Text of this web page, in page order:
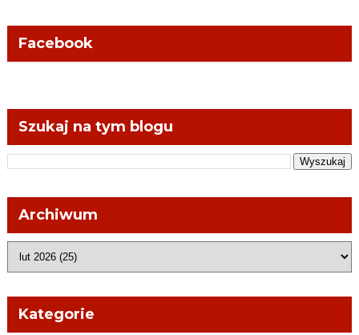
Facebook
Szukaj na tym blogu
Archiwum
Kategorie